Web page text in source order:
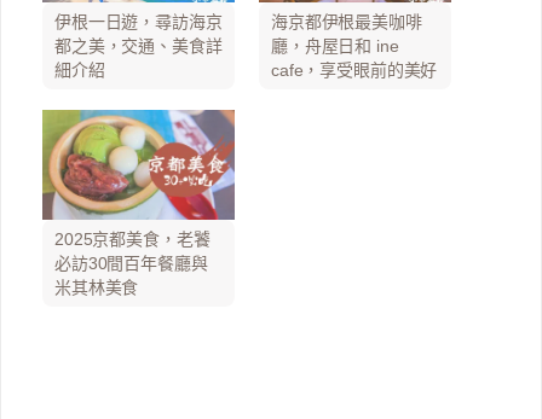
伊根一日遊，尋訪海京
都之美，交通、美食詳
細介紹
海京都伊根最美咖啡
廳，舟屋日和 ine
cafe，享受眼前的美好
2025京都美食，老饕
必訪30間百年餐廳與
米其林美食